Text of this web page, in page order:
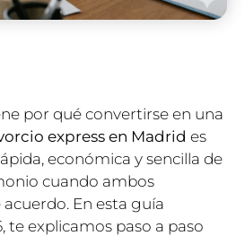
por qué convertirse en una
express en Madrid es
económica y sencilla de
cuando ambos
En esta guía
te explicamos paso a paso